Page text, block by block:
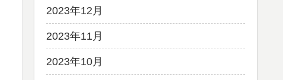
2023年12月
2023年11月
2023年10月